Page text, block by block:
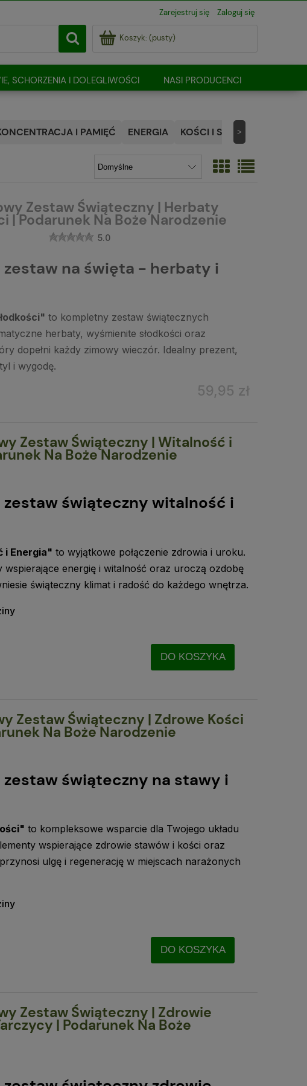
Zarejestruj się Zaloguj się
Koszyk: (pusty)
SCHORZENIA I DOLEGLIWOŚCI
NASI PRODUCENCI
I PAMIĘĆ ENERGIA KOŚCI I STAWY
>
Zestaw Świąteczny | Herbaty
| Podarunek Na Boże Narodzenie
5.0
zestaw na święta - herbaty i
to kompletny zestaw świątecznych
herbaty, wyśmienite słodkości oraz
dopełni każdy zimowy wieczór. Idealny prezent,
i wygodę.
59,95 zł
Zestaw Świąteczny | Witalność i
Na Boże Narodzenie
świąteczny witalność i
i Energia" to wyjątkowe połączenie zdrowia i uroku.
wspierające energię i witalność oraz uroczą ozdobę
świąteczny klimat i radość do każdego wnętrza.
DO KOSZYKA
Zestaw Świąteczny | Zdrowe Kości
Na Boże Narodzenie
świąteczny na stawy i
to kompleksowe wsparcie dla Twojego układu
wspierające zdrowie stawów i kości oraz
ulgę i regenerację w miejscach narażonych
DO KOSZYKA
Zestaw Świąteczny | Zdrowie
| Podarunek Na Boże